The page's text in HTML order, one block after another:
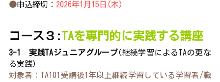
●申込締切： 2026年1月15日(木)
コース３:TAを専門的に実践する講座
3-1　実践TAジュニアグループ(継続学習によるTAの更な
る実践)
対象者：TA101受講後1年以上継続学習している学習者/職